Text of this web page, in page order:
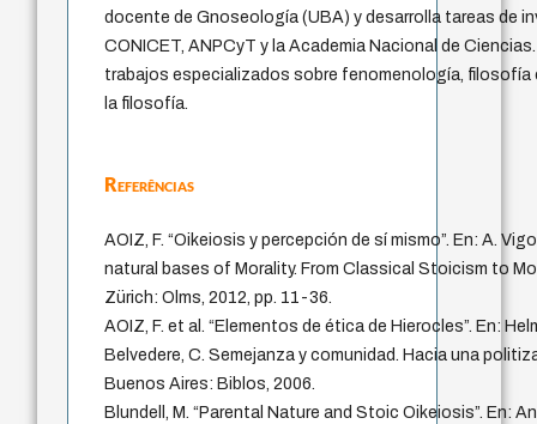
docente de Gnoseología (UBA) y desarrolla tareas de
CONICET, ANPCyT y la Academia Nacional de
trabajos especializados sobre fenomenología, filosofía
la filosofía.
Referências
AOIZ, F. “Oikeiosis y percepción de sí mismo”. En: A.
natural bases of Morality. From Classical Stoicism to
Zürich: Olms, 2012, pp. 11-36.
AOIZ, F. et al. “Elementos de ética de Hierocles”. En:
Belvedere, C. Semejanza y comunidad. Hacia una
Buenos Aires: Biblos, 2006.
Blundell, M. “Parental Nature and Stoic Oikeiosis”. En: